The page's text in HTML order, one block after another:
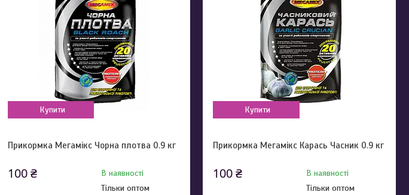
Купити
Прикормка Мегамікс Чорна плотва 0.9 кг
100 ₴
В наявності
Тільки оптом
Купити
Прикормка Мегамікс Карась Часник 0.9 кг
100 ₴
В наявності
Тільки оптом